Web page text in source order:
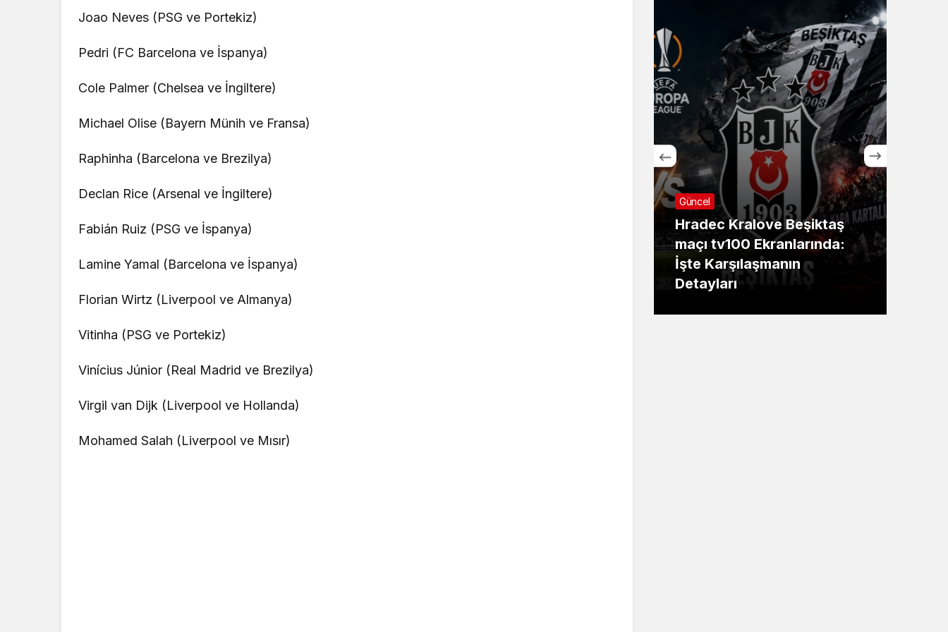
Joao Neves (PSG ve Portekiz)
Pedri (FC Barcelona ve İspanya)
Cole Palmer (Chelsea ve İngiltere)
Michael Olise (Bayern Münih ve Fransa)
Raphinha (Barcelona ve Brezilya)
Declan Rice (Arsenal ve İngiltere)
Fabián Ruiz (PSG ve İspanya)
Lamine Yamal (Barcelona ve İspanya)
Florian Wirtz (Liverpool ve Almanya)
Vitinha (PSG ve Portekiz)
Vinícius Júnior (Real Madrid ve Brezilya)
Virgil van Dijk (Liverpool ve Hollanda)
Mohamed Salah (Liverpool ve Mısır)
Özlem Arslan davası
sonuçlandı: Katil zanlısına
müebbet hapis cezası
Güncel
Hradec Kralove Beşiktaş
maçı tv100 Ekranlarında:
İşte Karşılaşmanın
Detayları